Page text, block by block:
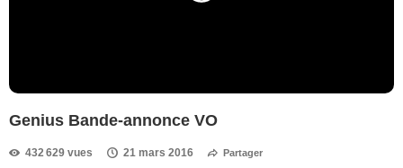
Genius Bande-annonce VO
432 629 vues 21 mars 2016 Partager